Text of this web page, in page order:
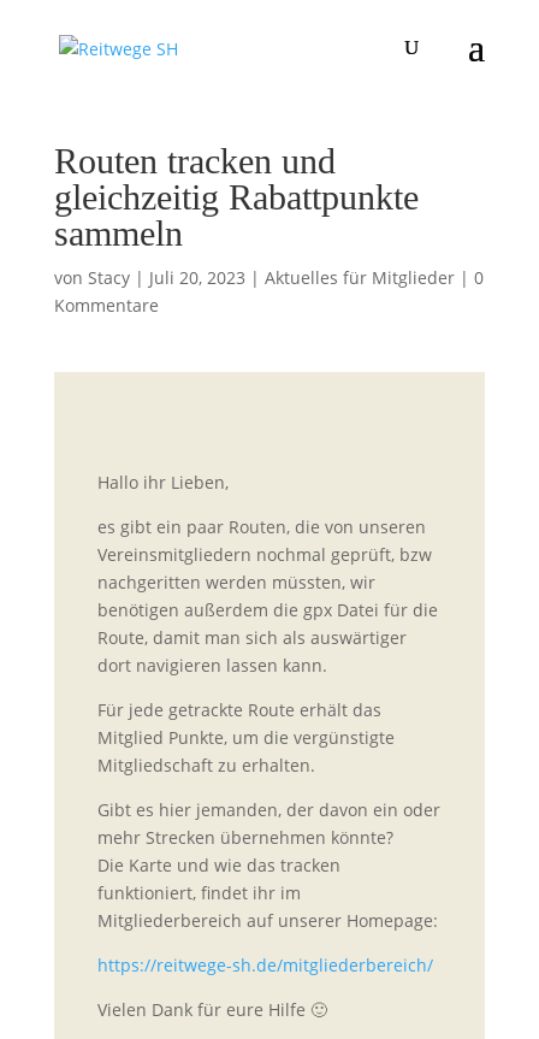
Routen tracken und
gleichzeitig Rabattpunkte
sammeln
von Stacy| Juli 20, 2023 | Aktuelles für Mitglieder| 0
Kommentare
Hallo ihr Lieben,
es gibt ein paar Routen, die von unseren
Vereinsmitgliedern nochmal geprüft, bzw
nachgeritten werden müssten, wir
benötigen außerdem die gpx Datei für die
Route, damit man sich als auswärtiger
dort navigieren lassen kann.
Für jede getrackte Route erhält das
Mitglied Punkte, um die vergünstigte
Mitgliedschaft zu erhalten.
Gibt es hier jemanden, der davon ein oder
mehr Strecken übernehmen könnte?
Die Karte und wie das tracken
funktioniert, findet ihr im
Mitgliederbereich auf unserer Homepage:
https://reitwege-sh.de/mitgliederbereich/
Vielen Dank für eure Hilfe 🙂